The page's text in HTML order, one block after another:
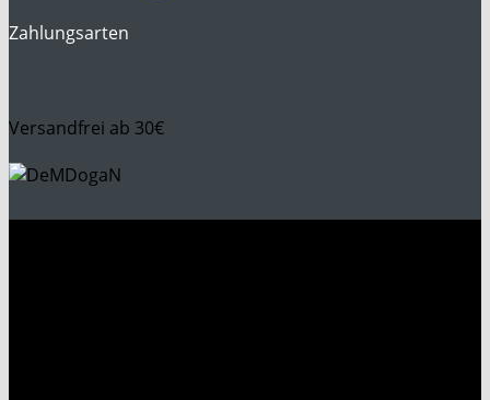
Zahlungsarten
Versandfrei ab 30€